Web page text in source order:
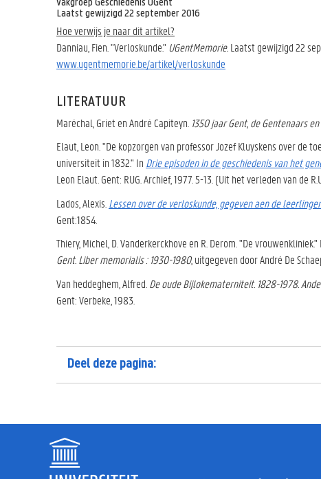
Vakgroep Geschiedenis UGent
Laatst gewijzigd 22 september 2016
Hoe verwijs je naar dit artikel?
Danniau, Fien. "Verloskunde." UGentMemorie. Laatst gewijzigd 22
www.ugentmemorie.be/artikel/verloskunde
LITERATUUR
Maréchal, Griet en André Capiteyn. 1350 jaar Gent, de Gentenaars
Elaut, Leon. "De kopzorgen van professor Jozef Kluyskens over de
universiteit in 1832." In Drie episoden in de geschiedenis van het
Leon Elaut. Gent: RUG. Archief, 1977. 5-13. (Uit het verleden van de
Lados, Alexis. Lessen over de verloskunde, gegeven aen de
Gent:1854.
Thiery, Michel, D. Vanderkerckhove en R. Derom. "De vrouwenkliniek."
Gent. Liber memorialis : 1930-1980, uitgegeven door André De
Van heddeghem, Alfred. De oude Bijlokematerniteit. 1828-1978.
Gent: Verbeke, 1983.
Deel deze pagina: